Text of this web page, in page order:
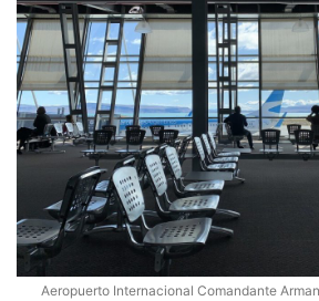
Aeropuerto Internacional Comandante